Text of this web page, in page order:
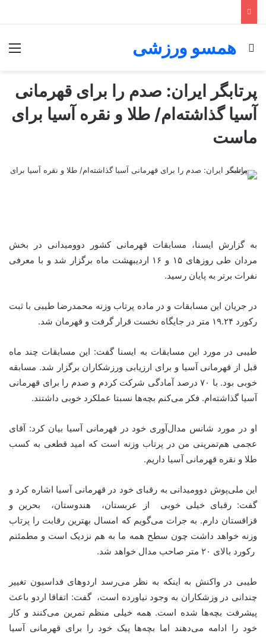
همسو ورزشی
جستجو برای
پرتابگر ایران: صدم را برای قهرمانی
آسیا گذاشته‌ام/ طلا و نقره آسیا برای
ماست
به گزارش ایسنا، مسابقات قهرمانی کشور دوومیدانی در بخش
مردان طی روزهای ۱۵ و ۱۶ اردیبهشت ماه برگزار شد و با معرفی
نفرات برتر به پایان رسید.
در جریان این مسابقات و در ماده پرتاب وزنه محمدرضا طیبی با ثبت
رکورد ۱۹.۲۴ متر در جایگاه نخست قرار گرفت و قهرمان شد.
طیبی در مورد این مسابقات به ایسنا گفت: این مسابقات چند ماه
قبل از قهرمانی آسیا و برای ارزیابی ورزشکاران برگزار شد. مسابقه
خوبی بود. با ۷۰ درصد آمادگی شرکت کردم و صدم را برای قهرمانی
آسیا گذاشته‌ام. فکر می‌کنم بچه‌ها نسبتا عملکرد خوبی داشتند.
او در مورد شانس مدال‌آوری خود در قهرمانی آسیا بیان کرد: آقای
عجمی هم‌تمرینی من در پرتاب وزنه است که امید قطعی به کسب
طلا و نقره قهرمانی آسیا داریم.
این ملی‌پوش دوومیدانی به رقبای خود در قهرمانی آسیا اشاره کرد و
گفت: رقبای خیلی خوبی از عربستان، ‌ هندوستان، ‌ بحرین و
قزاقستان دارم. به جرات می‌گویم که امسال بهترین رقابت را پرتاب
وزنه خواهد داشت چون سطح همه ما به هم نزدیک است و مطمئنم
رکورد بالای ۲۰ متر صاحب مدال خواهد شد.
طیبی در واکنش به اینکه به نظر می‌رسد اردوهای فداسیون تغییر
چندانی در وزشکاران به وجود نیاورده است، ‌ گفت: اتفاقا اردو باعث
پیشرفت بچه‌ها شده است. همه خیلی منظم تمرین می‌کنند و کار
خود را ادامه می‌دهند اما بچه‌ها پیک خود را برای قهرمانی آسیا